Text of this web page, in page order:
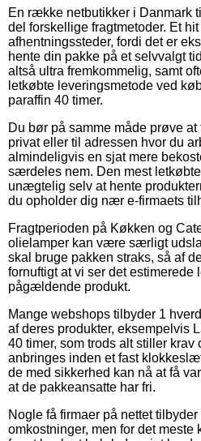
En række netbutikker i Danmark
del forskellige fragtmetoder. Et
afhentningssteder, fordi det er
hente din pakke på et selvvalgt
altså ultra fremkommelig, samt
letkøbte leveringsmetode ved
paraffin 40 timer.
Du bør på samme måde prøve
privat eller til adressen hvor du
almindeligvis en sjat mere
særdeles nem. Den mest
unægtelig selv at hente
du opholder dig nær e-firmaets
Fragtperioden på Køkken og
olielamper kan være særligt
skal bruge pakken straks, så af
fornuftigt at vi ser det estimerede
pågældende produkt.
Mange webshops tilbyder 1
af deres produkter, eksempelvis
40 timer, som trods alt stiller krav
anbringes inden et fast
de med sikkerhed kan nå at få
at de pakkeansatte har fri.
Nogle få firmaer på nettet
omkostninger, men for det